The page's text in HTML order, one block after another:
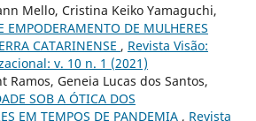
Mello, Cristina Keiko Yamaguchi,
EMPODERAMENTO DE MULHERES
CATARINENSE , Revista Visão:
v. 10 n. 1 (2021)
Ramos, Geneia Lucas dos Santos,
SOB A ÓTICA DOS
EM TEMPOS DE PANDEMIA , Revista